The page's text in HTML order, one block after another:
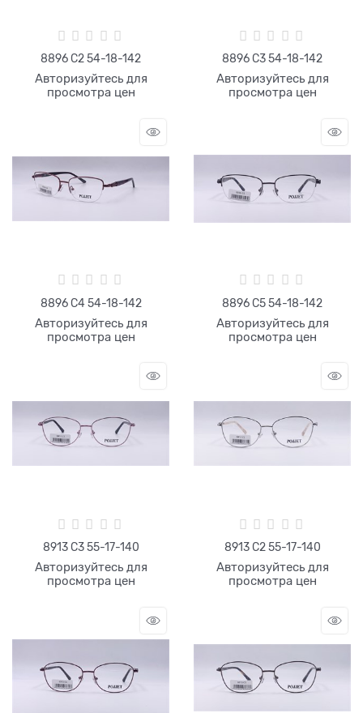
8896 С2 54-18-142
Авторизуйтесь для
просмотра цен
8896 С3 54-18-142
Авторизуйтесь для
просмотра цен
8896 С4 54-18-142
Авторизуйтесь для
просмотра цен
8896 С5 54-18-142
Авторизуйтесь для
просмотра цен
8913 С3 55-17-140
Авторизуйтесь для
просмотра цен
8913 С2 55-17-140
Авторизуйтесь для
просмотра цен